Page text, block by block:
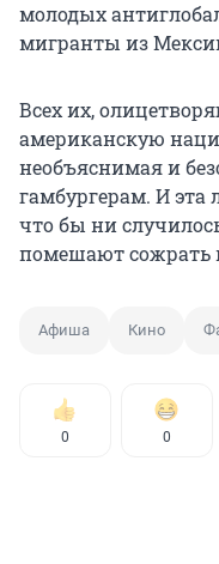
молодых
мигранты из
Всех их,
американскую
необъяснимая и
гамбургерам. И эта
что бы ни
помешают сожрать
Афиша Кино
0 0